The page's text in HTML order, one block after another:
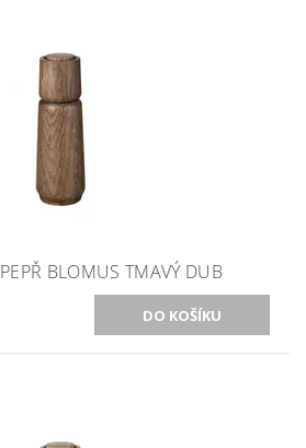
BLOMUS TMAVÝ DUB